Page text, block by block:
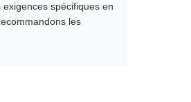
spécifiques en
les